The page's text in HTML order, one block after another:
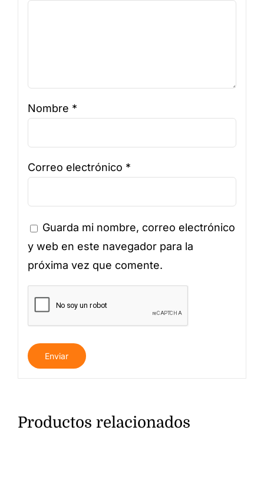
Nombre *
Correo electrónico *
Guarda mi nombre, correo electrónico
y web en este navegador para la
próxima vez que comente.
Productos relacionados